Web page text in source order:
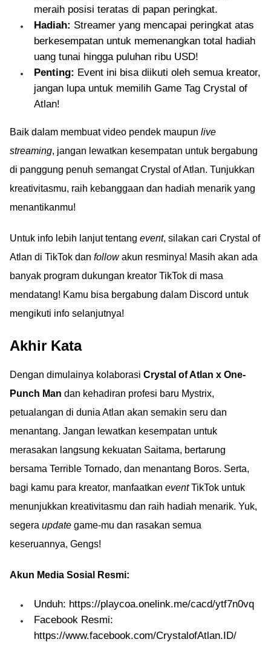
meraih posisi teratas di papan peringkat.
Hadiah: Streamer yang mencapai peringkat atas
berkesempatan untuk memenangkan total hadiah
uang tunai hingga puluhan ribu USD!
Penting: Event ini bisa diikuti oleh semua kreator,
jangan lupa untuk memilih Game Tag Crystal of
Atlan!
Baik dalam membuat video pendek maupun live
streaming, jangan lewatkan kesempatan untuk bergabung
di panggung penuh semangat Crystal of Atlan. Tunjukkan
kreativitasmu, raih kebanggaan dan hadiah menarik yang
menantikanmu!
Untuk info lebih lanjut tentang event, silakan cari Crystal of
Atlan di TikTok dan followakun resminya! Masih akan ada
banyak program dukungan kreator TikTok di masa
mendatang! Kamu bisa bergabung dalam Discord untuk
mengikuti info selanjutnya!
Akhir Kata
Dengan dimulainya kolaborasi Crystal of Atlan x One-
Punch Man dan kehadiran profesi baru Mystrix,
petualangan di dunia Atlan akan semakin seru dan
menantang. Jangan lewatkan kesempatan untuk
merasakan langsung kekuatan Saitama, bertarung
bersama Terrible Tornado, dan menantang Boros. Serta,
bagi kamu para kreator, manfaatkan eventTikTok untuk
menunjukkan kreativitasmu dan raih hadiah menarik. Yuk,
segera update game-mu dan rasakan semua
keseruannya, Gengs!
Akun Media Sosial Resmi:
Unduh: https://playcoa.onelink.me/cacd/ytf7n0vq
Facebook Resmi:
https://www.facebook.com/CrystalofAtlan.ID/